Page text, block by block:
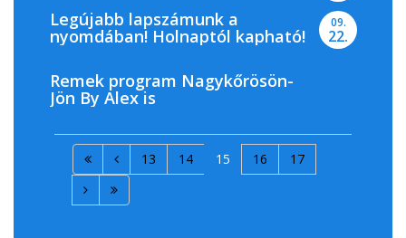
Legújabb lapszámunk a
nyomdában! Holnaptól kapható!
09.
22.
Remek program Nagykőrösön-
Jön By Alex is
13 14 15 16 17